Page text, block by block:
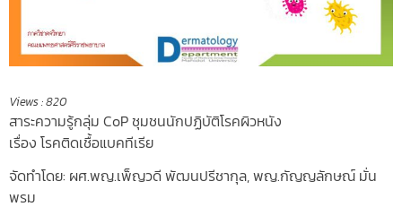
Views :820
สาระความรู้กลุ่ม CoP ชุมชนนักปฏิบัติโรคผิวหนัง
เรื่อง โรคติดเชื้อแบคทีเรีย
จัดทำโดย: ผศ.พญ.เพ็ญวดี พัฒนปรีชากุล, พญ.กัญญลักษณ์ มั่น
พรม